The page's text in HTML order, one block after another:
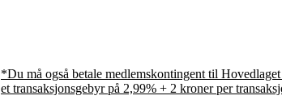
*Du må også betale medlemskontingent til
et transaksjonsgebyr på 2,99% + 2 kroner per